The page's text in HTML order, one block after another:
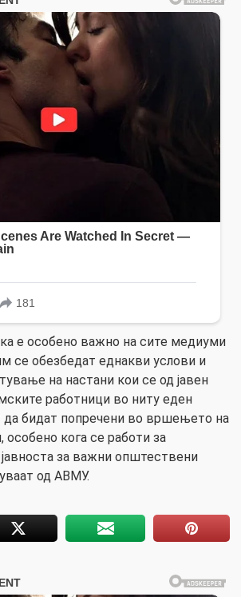
е особено важно на сите медиуми
се обезбедат еднакви услови и
на настани кои се од јавен
работници во ниту еден
бидат попречени во вршењето на
особено кога се работи за
за важни општествени
од АВМУ.